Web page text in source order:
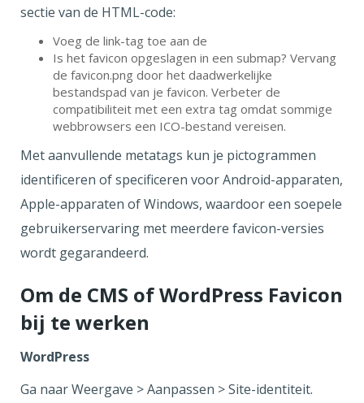
sectie van de HTML-code:
Voeg de link-tag toe aan de
Is het favicon opgeslagen in een submap? Vervang
de favicon.png door het daadwerkelijke
bestandspad van je favicon. Verbeter de
compatibiliteit met een extra tag omdat sommige
webbrowsers een ICO-bestand vereisen.
Met aanvullende metatags kun je pictogrammen
identificeren of specificeren voor Android-apparaten,
Apple-apparaten of Windows, waardoor een soepele
gebruikerservaring met meerdere favicon-versies
wordt gegarandeerd.
Om de CMS of WordPress Favicon
bij te werken
WordPress
Ga naar Weergave > Aanpassen > Site-identiteit.